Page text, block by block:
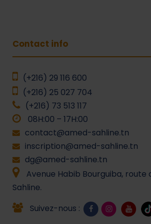
Contact info
(+216) 29 116 600
(+216) 25 027 704
(+216) 73 513 117
08H:00 – 17H:00
contact@amed-sahline.tn
inscription@amed-sahline.tn
dg@amed-sahline.tn
Avenue Habib Bourguiba, route
Sahline.
Suivez-nous :